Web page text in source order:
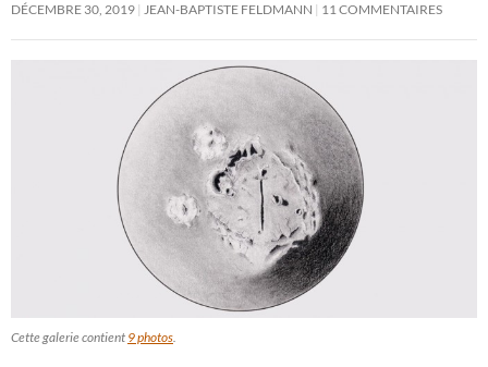
DÉCEMBRE 30, 2019 JEAN-BAPTISTE FELDMANN 11 COMMENTAIRES
Cette galerie contient 9 photos.